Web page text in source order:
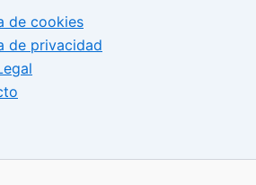
de cookies
de privacidad